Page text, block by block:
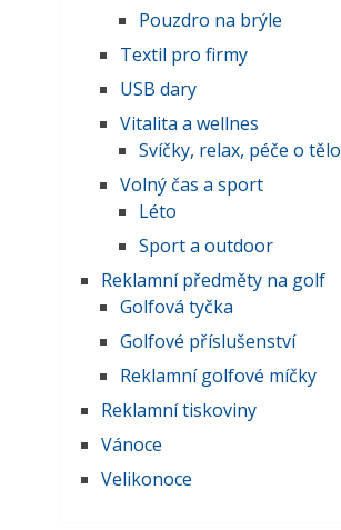
Pouzdro na brýle
Textil pro firmy
USB dary
Vitalita a wellnes
Svíčky, relax, péče o tělo
Volný čas a sport
Léto
Sport a outdoor
Reklamní předměty na golf
Golfová tyčka
Golfové příslušenství
Reklamní golfové míčky
Reklamní tiskoviny
Vánoce
Velikonoce